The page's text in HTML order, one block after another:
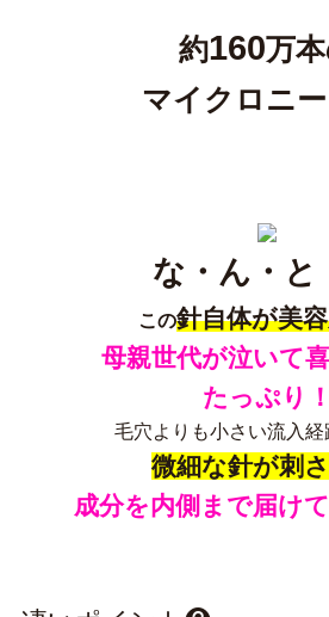
約160万
マイクロニ
な・ん・と
この針自体が美
母親世代が泣いて
たっぷり！
毛穴よりも小さい流入経
微細な針が刺
成分を内側まで届けて